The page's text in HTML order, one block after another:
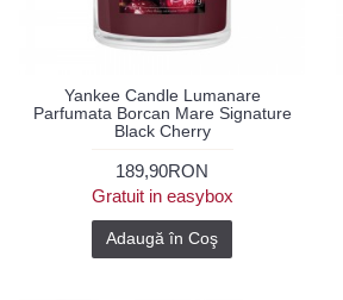
Yankee Candle Lumanare
Parfumata Borcan Mare Signature
Black Cherry
189,90RON
Gratuit in easybox
Adaugă în Coş